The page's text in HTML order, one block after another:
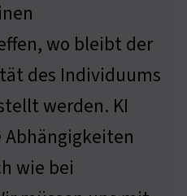
wo bleibt der
des Individuums
werden. KI
wie bei